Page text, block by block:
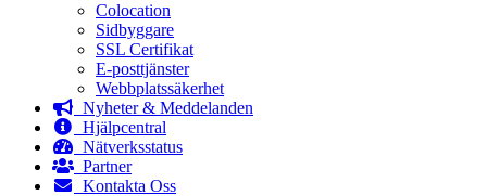
Colocation
Sidbyggare
SSL Certifikat
E-posttjänster
Webbplatssäkerhet
Nyheter & Meddelanden
Hjälpcentral
Nätverksstatus
Partner
Kontakta Oss